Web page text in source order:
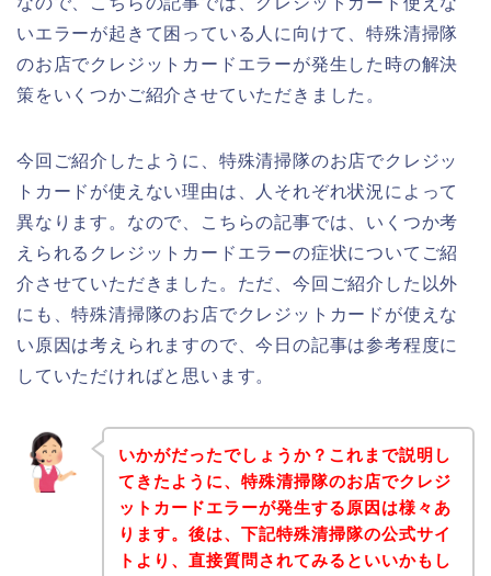
いエラーが起きて困っている人に向けて、特殊清掃隊
のお店でクレジットカードエラーが発生した時の解決
策をいくつかご紹介させていただきました。
今回ご紹介したように、特殊清掃隊のお店でクレジッ
トカードが使えない理由は、人それぞれ状況によって
異なります。なので、こちらの記事では、いくつか考
えられるクレジットカードエラーの症状についてご紹
介させていただきました。ただ、今回ご紹介した以外
にも、特殊清掃隊のお店でクレジットカードが使えな
い原因は考えられますので、今日の記事は参考程度に
していただければと思います。
いかがだったでしょうか？これまで説明し
てきたように、特殊清掃隊のお店でクレジ
ットカードエラーが発生する原因は様々あ
ります。後は、下記特殊清掃隊の公式サイ
トより、直接質問されてみるといいかもし